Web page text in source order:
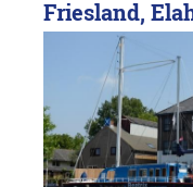
Friesland,